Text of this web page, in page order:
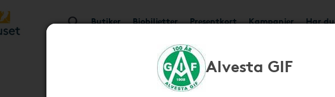
Butiker Biobiljetter Presentkort Kampanjer Har
Alvesta GIF
Ger upp till 10%